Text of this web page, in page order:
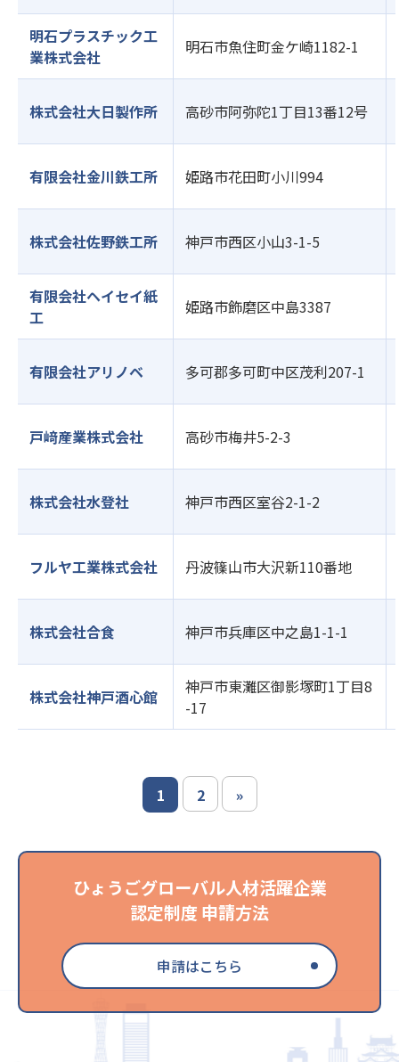
明石プラスチック工
業株式会社
明石市魚住町金ケ崎1182-1
株式会社大日製作所 高砂市阿弥陀1丁目13番12号
有限会社金川鉄工所 姫路市花田町小川994
株式会社佐野鉄工所 神戸市西区小山3-1-5
有限会社ヘイセイ紙
工
姫路市飾磨区中島3387
有限会社アリノベ 多可郡多可町中区茂利207-1
戸﨑産業株式会社 高砂市梅井5-2-3
株式会社水登社 神戸市西区室谷2-1-2
フルヤ工業株式会社 丹波篠山市大沢新110番地
株式会社合食 神戸市兵庫区中之島1-1-1
株式会社神戸酒心館
神戸市東灘区御影塚町1丁目8
-17
1 2 »
ひょうごグローバル人材活躍企業
認定制度 申請方法
申請はこちら